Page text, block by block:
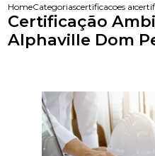
HomeCategoriascertificacoes
Certificação
Alphaville Dom